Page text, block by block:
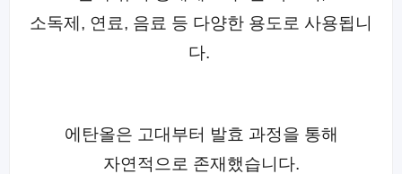
소독제, 연료, 음료 등 다양한 용도로 사용됩니
다.
에탄올은 고대부터 발효 과정을 통해
자연적으로 존재했습니다.